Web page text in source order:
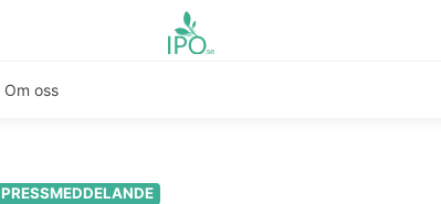
Om oss
PRESSMEDDELANDE